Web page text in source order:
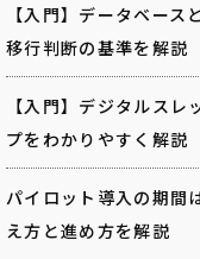
【入門】データベー
移行判断の基準を解説
【入門】デジタルス
プをわかりやすく解説
パイロット導入の期間
え方と進め方を解説